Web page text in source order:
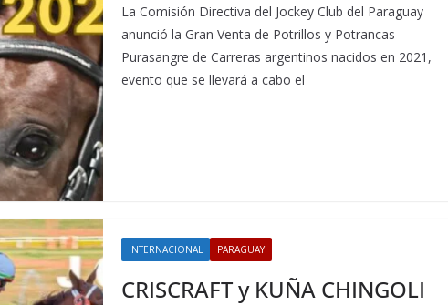
La Comisión Directiva del Jockey Club del Paraguay
anunció la Gran Venta de Potrillos y Potrancas
Purasangre de Carreras argentinos nacidos en 2021,
evento que se llevará a cabo el
INTERNACIONAL PARAGUAY
CRISCRAFT y KUÑA CHINGOLI